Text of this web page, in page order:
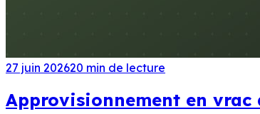
27 juin 202620 min de lecture
Approvisionnement en